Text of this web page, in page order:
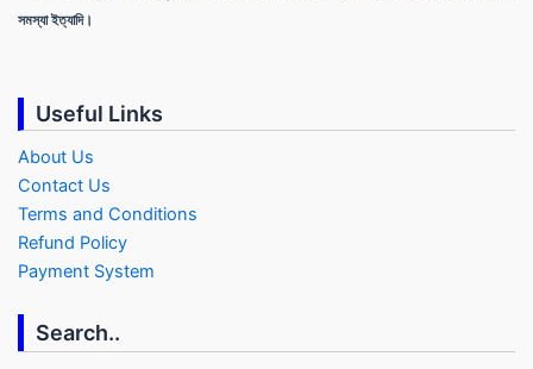
সমস্যা ইত্যাদি।
Useful Links
About Us
Contact Us
Terms and Conditions
Refund Policy
Payment System
Search..